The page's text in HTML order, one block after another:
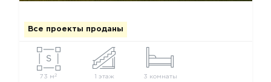
Все проекты проданы
73 м 2 1 этаж 3 комнаты